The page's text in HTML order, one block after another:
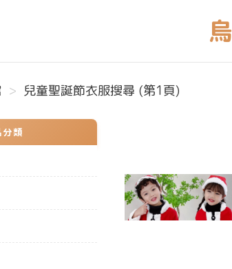
兒童聖誕節衣服搜尋 (第1頁)
分類